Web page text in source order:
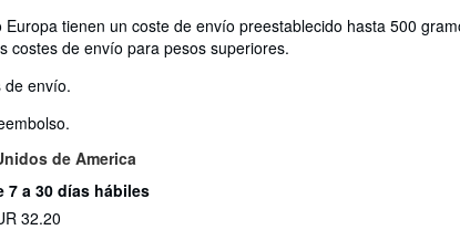
tienen un coste de envío preestablecido hasta 500
costes de envío para pesos superiores.
de envío.
de America
7 a 30 días hábiles
32.20